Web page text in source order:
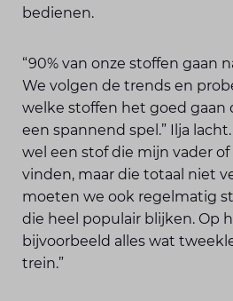
bedienen.
“90% van onze stoffen gaan
We volgen de trends en
welke stoffen het goed gaan
een spannend spel.” Ilja
wel een stof die mijn vader
vinden, maar die totaal niet
moeten we ook regelmatig
die heel populair blijken. Op
bijvoorbeeld alles wat
trein.”